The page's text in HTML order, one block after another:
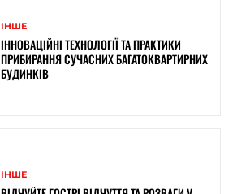
ІНШЕ
ІННОВАЦІЙНІ ТЕХНОЛОГІЇ ТА ПРАКТИКИ
ПРИБИРАННЯ СУЧАСНИХ БАГАТОКВАРТИРНИХ
БУДИНКІВ
ІНШЕ